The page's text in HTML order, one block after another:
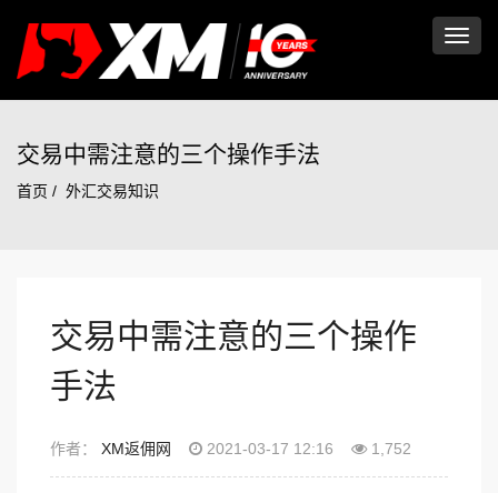
交易中需注意的三个操作手法
首页 外汇交易知识
交易中需注意的三个操作
手法
作者： XM返佣网 2021-03-17 12:16 1,752